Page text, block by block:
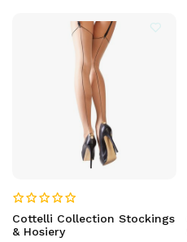
Cottelli Collection Stockings
& Hosiery